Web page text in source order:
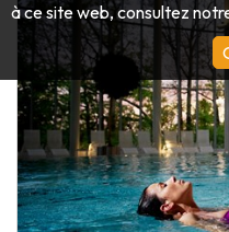
Abbayes & monuments
Archéologie
Art
Artisanat & savoir-faire
Châteaux, citadelles &
Grottes
Jardins, parcs & sites naturels
Parcs animaliers,
Bateaux touristiques &
Draisines & trains
LE TOP DES
à ce site web, consultez